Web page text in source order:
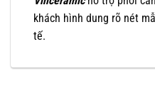
khách hình dung rõ nét
tế.